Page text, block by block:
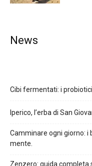
News
Cibi fermentati: i
Iperico, l’erba di San
Camminare ogni giorno: i
mente.
Zenzero: guida completa